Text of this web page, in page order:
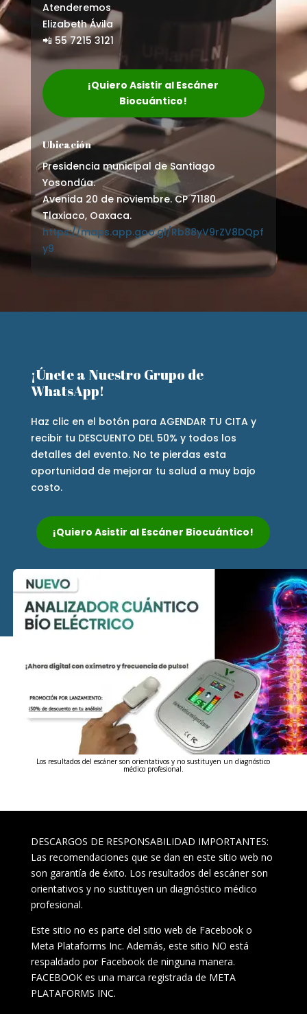
Atenderemos
Elizabeth Ávila
📲 55 7215 3121
¡Quiero Asistir al Escáner
Biocuántico!
Ubicación
Presidencia municipal de Santiago
Yosondúa.
Avenida 20 de noviembre. CP 71180
Tlaxiaco, Oaxaca.
https://maps.app.goo.gl/Rb88yV9rZV8DQpf
y9
¡Únete a Nuestro Grupo de
WhatsApp!
Haz clic en el botón para AGENDAR TU CITA y
recibir tu DESCUENTO DEL 50% y todos los
detalles del evento. No te pierdas esta
oportunidad de mejorar tu salud a muy bajo
costo.
¡Quiero Asistir al Escáner Biocuántico!
Los resultados del escáner son orientativos y no sustituyen un diagnóstico
médico profesional.
DESCARGOS DE RESPONSABILIDAD IMPORTANTES:
Las recomendaciones que se dan en este sitio web no
son garantía de éxito. Los resultados del escáner son
orientativos y no sustituyen un diagnóstico médico
profesional.
Este sitio no es parte del sitio web de Facebook o
Meta Plataforms Inc. Además, este sitio NO está
respaldado por Facebook de ninguna manera.
FACEBOOK es una marca registrada de META
PLATAFORMS INC.